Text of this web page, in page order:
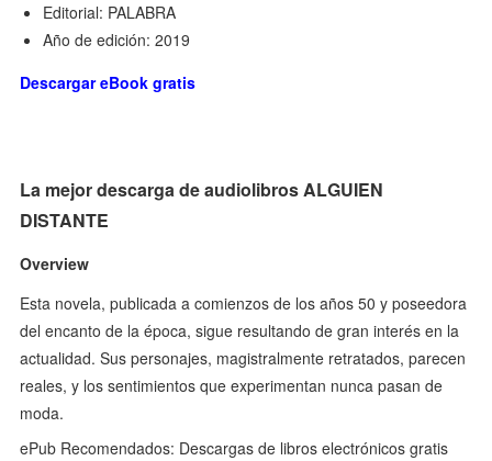
Editorial: PALABRA
Año de edición: 2019
Descargar eBook gratis
La mejor descarga de audiolibros ALGUIEN
DISTANTE
Overview
Esta novela, publicada a comienzos de los años 50 y poseedora
del encanto de la época, sigue resultando de gran interés en la
actualidad. Sus personajes, magistralmente retratados, parecen
reales, y los sentimientos que experimentan nunca pasan de
moda.
ePub Recomendados: Descargas de libros electrónicos gratis